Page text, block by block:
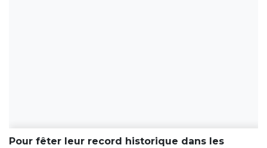
Pour fêter leur record historique dans les